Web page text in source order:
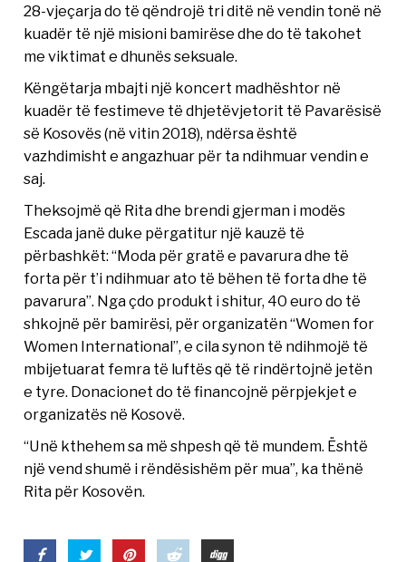
28-vjeçarja do të qëndrojë tri ditë në vendin tonë në
kuadër të një misioni bamirëse dhe do të takohet
me viktimat e dhunës seksuale.
Këngëtarja mbajti një koncert madhështor në
kuadër të festimeve të dhjetëvjetorit të Pavarësisë
së Kosovës (në vitin 2018), ndërsa është
vazhdimisht e angazhuar për ta ndihmuar vendin e
saj.
Theksojmë që Rita dhe brendi gjerman i modës
Escada janë duke përgatitur një kauzë të
përbashkët: “Moda për gratë e pavarura dhe të
forta për t’i ndihmuar ato të bëhen të forta dhe të
pavarura”. Nga çdo produkt i shitur, 40 euro do të
shkojnë për bamirësi, për organizatën “Women for
Women International”, e cila synon të ndihmojë të
mbijetuarat femra të luftës që të rindërtojnë jetën
e tyre. Donacionet do të financojnë përpjekjet e
organizatës në Kosovë.
“Unë kthehem sa më shpesh që të mundem. Është
një vend shumë i rëndësishëm për mua”, ka thënë
Rita për Kosovën.